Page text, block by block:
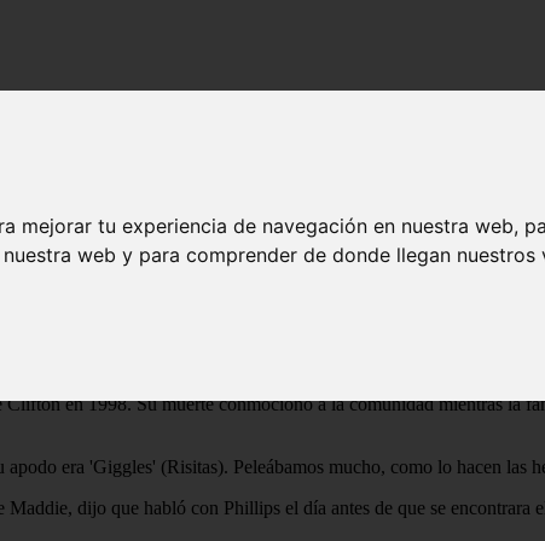
mejorar tu experiencia de navegación en nuestra web,
web y para comprender de donde llegan nuestros
después de degollar a una niña y
de una niña de ocho años décadas
niños
de golpear a una niña de ocho años con un bate, cortarle el cuello
en 1998. Su muerte conmocionó a la comunidad mientras la
era 'Giggles' (Risitas). Peleábamos mucho, como lo hacen las
dijo que habló con Phillips el día antes de que se